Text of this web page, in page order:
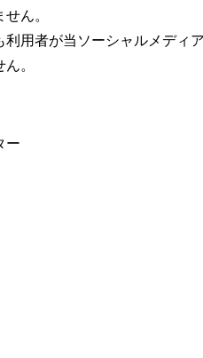
ん。
利用者が当ソーシャルメデ
。
ー